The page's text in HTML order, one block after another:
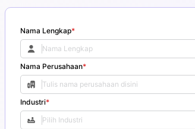
Nama Lengkap*
Nama Perusahaan*
Industri*